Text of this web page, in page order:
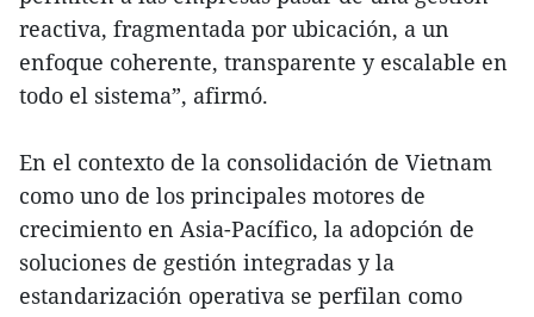
reactiva, fragmentada por ubicación, a un
enfoque coherente, transparente y escalable en
todo el sistema”, afirmó.
En el contexto de la consolidación de Vietnam
como uno de los principales motores de
crecimiento en Asia-Pacífico, la adopción de
soluciones de gestión integradas y la
estandarización operativa se perfilan como